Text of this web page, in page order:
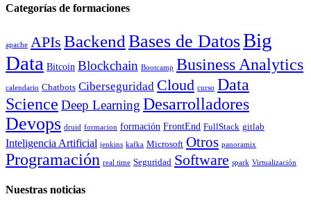
Categorías de formaciones
apache APIs Backend Bases de DatosBig
Data Bitcoin Blockchain Bootcamp Business Analytics
calendario Chatbots Ciberseguridad Cloud curso Data
Science Deep Learning Desarrolladores
Devops druid formacion formación FrontEnd FullStack gitlab
Inteligencia Artificial jenkins kafka Microsoft Otros panoramix
Programación real time Seguridad Software spark Virtualización
Nuestras noticias